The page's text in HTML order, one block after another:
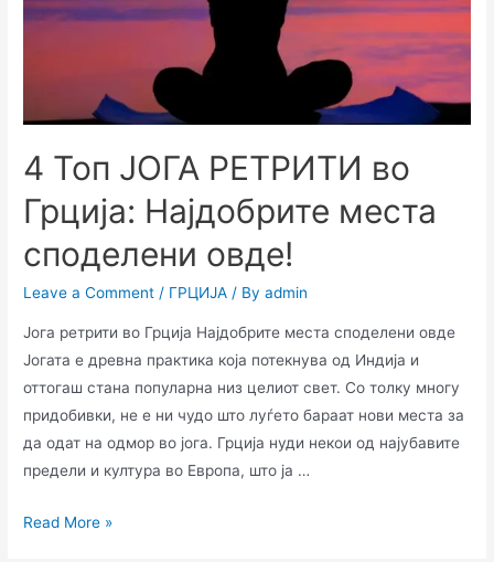
4 Топ ЈОГА РЕТРИТИ во
Грција: Најдобрите места
споделени овде!
Leave a Comment / ГРЦИЈА / Byadmin
Јога ретрити во Грција Најдобрите места споделени овде
Јогата е древна практика која потекнува од Индија и
оттогаш стана популарна низ целиот свет. Со толку многу
придобивки, не е ни чудо што луѓето бараат нови места за
да одат на одмор во јога. Грција нуди некои од најубавите
предели и култура во Европа, што ја …
Read More »